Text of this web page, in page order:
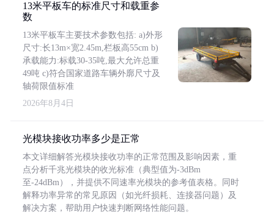
13米平板车的标准尺寸和载重参
数
13米平板车主要技术参数包括: a)外形
尺寸:长13m×宽2.45m,栏板高55cm b)
承载能力:标载30-35吨,最大允许总重
49吨 c)符合国家道路车辆外廓尺寸及
轴荷限值标准
2026年8月4日
光模块接收功率多少是正常
本文详细解答光模块接收功率的正常范围及影响因素，重
点分析千兆光模块的收光标准（典型值为-3dBm
至-24dBm），并提供不同速率光模块的参考值表格。同时
解释功率异常的常见原因（如光纤损耗、连接器问题）及
解决方案，帮助用户快速判断网络性能问题。